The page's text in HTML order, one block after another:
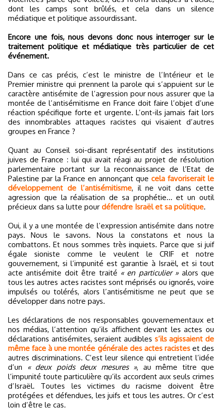
dont les camps sont brûlés, et cela dans un silence
médiatique et politique assourdissant.
Encore une fois, nous devons donc nous interroger sur le
traitement politique et médiatique très particulier de cet
événement.
Dans ce cas précis, c’est le ministre de l’Intérieur et le
Premier ministre qui prennent la parole qui s’appuient sur le
caractère antisémite de l’agression pour nous assurer que la
montée de l’antisémitisme en France doit faire l’objet d’une
réaction spécifique forte et urgente. L’ont-ils jamais fait lors
des innombrables attaques racistes qui visaient d’autres
groupes en France ?
Quant au Conseil soi-disant représentatif des institutions
juives de France : lui qui avait réagi au projet de résolution
parlementaire portant sur la reconnaissance de l’Etat de
Palestine par la France en annonçant que cela favoriserait le
développement de l’antisémitisme, il ne voit dans cette
agression que la réalisation de sa prophétie... et un outil
précieux dans sa lutte pour défendre Israël et sa politique.
Oui, il y a une montée de l’expression antisémite dans notre
pays. Nous le savons. Nous la constatons et nous la
combattons. Et nous sommes très inquiets. Parce que si juif
égale sioniste comme le veulent le CRIF et notre
gouvernement, si l’impunité est garantie à Israël, et si tout
acte antisémite doit être traité « en particulier »alors que
tous les autres actes racistes sont méprisés ou ignorés, voire
impulsés ou tolérés, alors l’antisémitisme ne peut que se
développer dans notre pays.
Les déclarations de nos responsables gouvernementaux et
nos médias, l’attention qu’ils affichent devant les actes ou
déclarations antisémites, seraient audibles s’ils agissaient de
même face à une montée générale des actes racisteset des
autres discriminations. C’est leur silence qui entretient l’idée
d’un
« deux poids deux mesures », au même titre que
l’impunité toute particulière qu’ils accordent aux seuls crimes
d’Israël. Toutes les victimes du racisme doivent être
protégées et défendues, les juifs et tous les autres. Or c’est
loin d’être le cas.